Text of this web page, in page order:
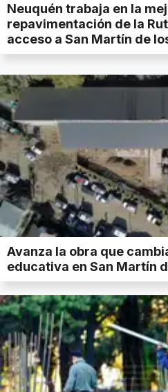
Neuquén trabaja en la
repavimentación de la
acceso a San Martín de
Avanza la obra que
educativa en San Martín